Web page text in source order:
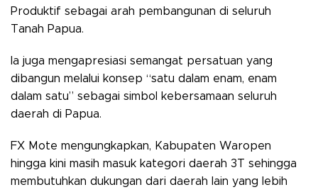
Produktif sebagai arah pembangunan di seluruh
Tanah Papua.
Ia juga mengapresiasi semangat persatuan yang
dibangun melalui konsep “satu dalam enam, enam
dalam satu” sebagai simbol kebersamaan seluruh
daerah di Papua.
FX Mote mengungkapkan, Kabupaten Waropen
hingga kini masih masuk kategori daerah 3T sehingga
membutuhkan dukungan dari daerah lain yang lebih